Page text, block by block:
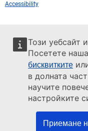
Този уебсайт
Посетете
бисквитките
в долната
научите
настройките
Приемане
Accessibility